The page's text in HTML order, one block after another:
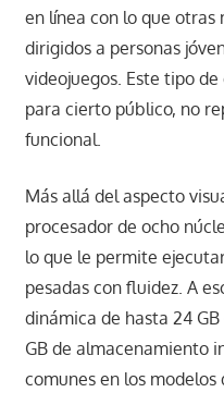
en línea con lo que otras
dirigidos a personas
videojuegos. Este tipo
para cierto público, no
funcional.
Más allá del aspecto
procesador de ocho
lo que le permite
pesadas con fluidez. A
dinámica de hasta 24 GB
GB de almacenamiento
comunes en los